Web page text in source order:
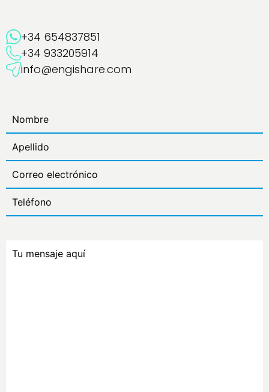
+34 654837851
+34 933205914
info@engishare.com